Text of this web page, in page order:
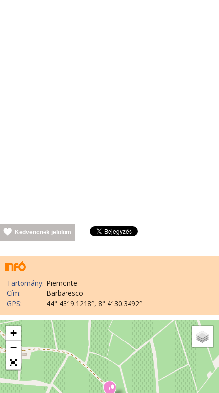
Kedvencnek jelölöm
Tartomány: Piemonte
Cím:
Barbaresco
GPS:
44° 43′ 9.1218″, 8° 4′ 30.3492″
+
−